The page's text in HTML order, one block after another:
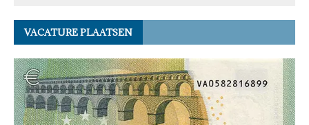
VACATURE PLAATSEN